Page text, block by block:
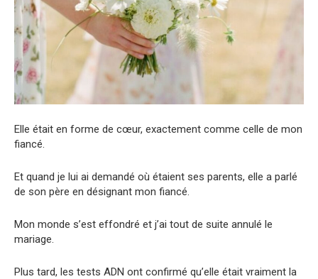
Elle était en forme de cœur, exactement comme celle de mon
fiancé.
Et quand je lui ai demandé où étaient ses parents, elle a parlé
de son père en désignant mon fiancé.
Mon monde s’est effondré et j’ai tout de suite annulé le
mariage.
Plus tard, les tests ADN ont confirmé qu’elle était vraiment la